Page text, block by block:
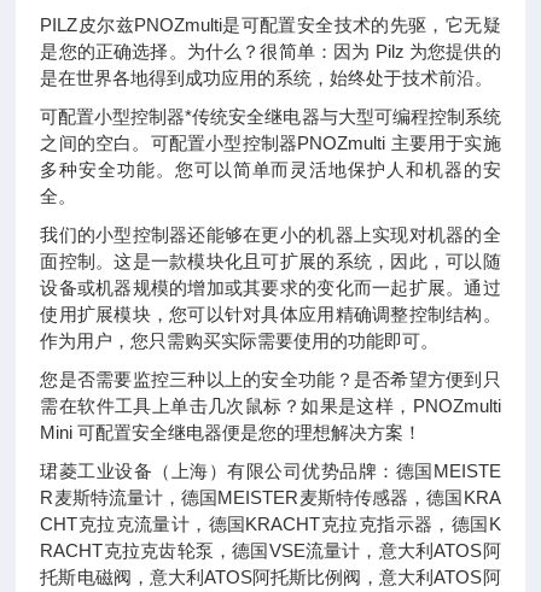
PILZ皮尔兹PNOZmulti是可配置安全技术的先驱，它无疑
是您的正确选择。为什么？很简单：因为 Pilz 为您提供的
是在世界各地得到成功应用的系统，始终处于技术前沿。
可配置小型控制器*传统安全继电器与大型可编程控制系统
之间的空白。可配置小型控制器PNOZmulti 主要用于实施
多种安全功能。您可以简单而灵活地保护人和机器的安
全。
我们的小型控制器还能够在更小的机器上实现对机器的全
面控制。这是一款模块化且可扩展的系统，因此，可以随
设备或机器规模的增加或其要求的变化而一起扩展。通过
使用扩展模块，您可以针对具体应用精确调整控制结构。
作为用户，您只需购买实际需要使用的功能即可。
您是否需要监控三种以上的安全功能？是否希望方便到只
需在软件工具上单击几次鼠标？如果是这样，PNOZmulti
Mini 可配置安全继电器便是您的理想解决方案！
珺菱工业设备（上海）有限公司优势品牌：德国MEISTE
R麦斯特流量计，德国MEISTER麦斯特传感器，德国KRA
CHT克拉克流量计，德国KRACHT克拉克指示器，德国K
RACHT克拉克齿轮泵，德国VSE流量计，意大利ATOS阿
托斯电磁阀，意大利ATOS阿托斯比例阀，意大利ATOS阿